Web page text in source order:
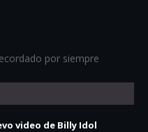
por siempre
video de Billy Idol